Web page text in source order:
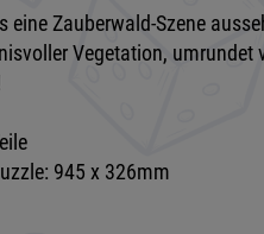
eine Zauberwald-Szene
Vegetation,
945 x 326mm